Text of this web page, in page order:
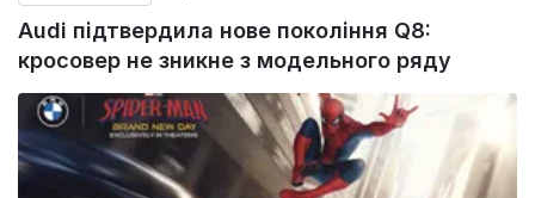
Audi підтвердила нове покоління Q8:
кросовер не зникне з модельного ряду